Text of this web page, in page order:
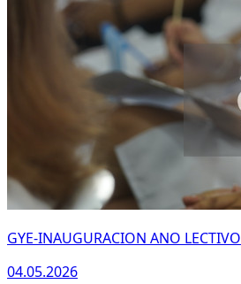
GYE-INAUGURACION ANO LECTIVO
04.05.2026